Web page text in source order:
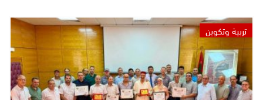
تربية وتكوين